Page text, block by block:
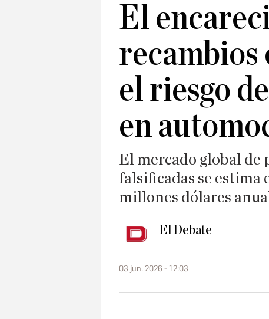
El
recambios
el riesgo
en
El mercado global de
falsificadas se estima
millones dólares
El Debate
03 jun. 2026 - 12:03